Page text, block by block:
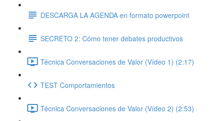
DESCARGA LA AGENDA en formato powerpoint
SECRETO 2: Cómo tener debates productivos
Técnica Conversaciones de Valor (Vídeo 1) (2:17)
TEST Comportamientos
Técnica Conversaciones de Valor (Vídeo 2) (2:53)